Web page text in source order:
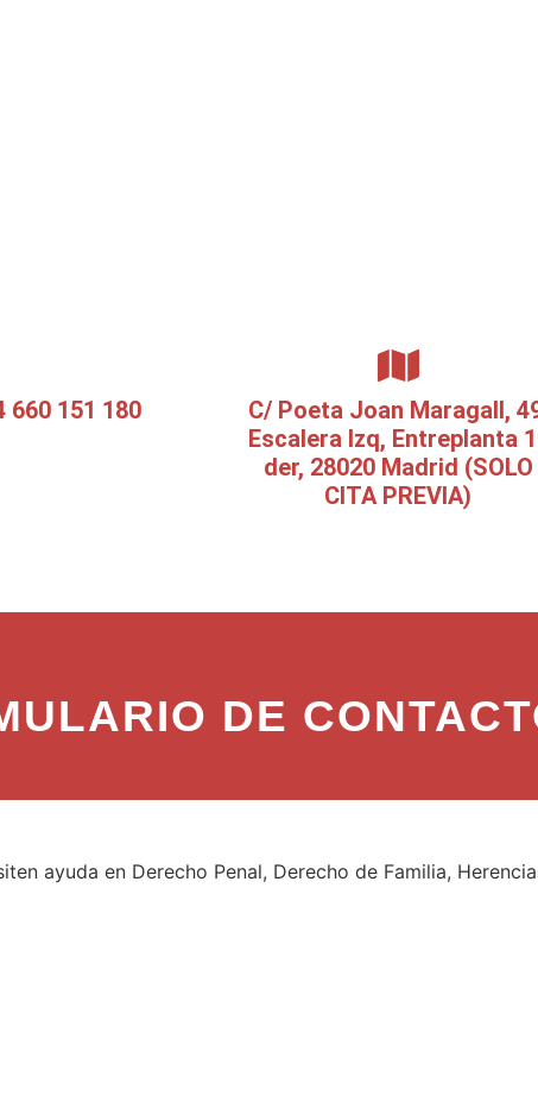
660 151 180
C/ Poeta Joan Maragall,
Escalera Izq, Entreplanta
der, 28020 Madrid (SOLO
CITA PREVIA)
DE
ayuda en Derecho Penal, Derecho de Familia,